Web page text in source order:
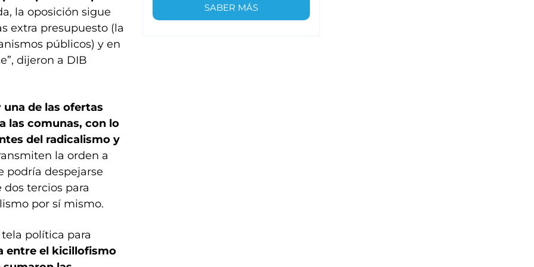
la oposición sigue
extra presupuesto (la
públicos) y en
dijeron a DIB
una de las ofertas
las comunas, con lo
del radicalismo y
la orden a
podría despejarse
tercios para
por sí mismo.
política para
entre el kicillofismo
SABER MÁS